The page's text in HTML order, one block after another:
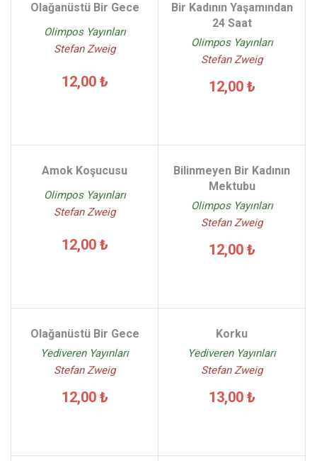
Olağanüstü Bir Gece
Olimpos Yayınları
Stefan Zweig
12,00 ₺
Bir Kadının Yaşamından
24 Saat
Olimpos Yayınları
Stefan Zweig
12,00 ₺
Amok Koşucusu
Olimpos Yayınları
Stefan Zweig
12,00 ₺
Bilinmeyen Bir Kadının
Mektubu
Olimpos Yayınları
Stefan Zweig
12,00 ₺
Olağanüstü Bir Gece
Yediveren Yayınları
Stefan Zweig
12,00 ₺
Korku
Yediveren Yayınları
Stefan Zweig
13,00 ₺